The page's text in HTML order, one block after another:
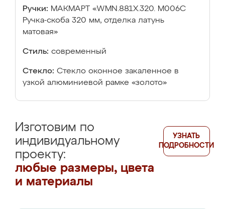
Ручки: МАКМАРТ «WMN.881X.320. M006C
Ручка-скоба 320 мм, отделка латунь
матовая»
Стиль: современный
Стекло: Стекло оконное закаленное в
узкой алюминиевой рамке «золото»
Изготовим по
индивидуальному
проекту:
любые размеры, цвета
и материалы
УЗНАТЬ
ПОДРОБНОСТИ